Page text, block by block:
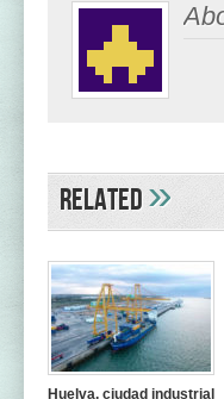
Related»
Huelva, ciudad industrial